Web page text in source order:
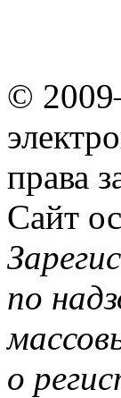
©
права
Сайт
по
о